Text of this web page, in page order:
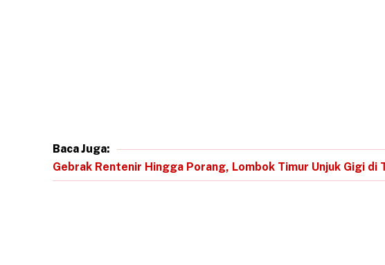
Baca Juga:
Gebrak Rentenir Hingga Porang, Lombok Timur Unjuk Gigi di